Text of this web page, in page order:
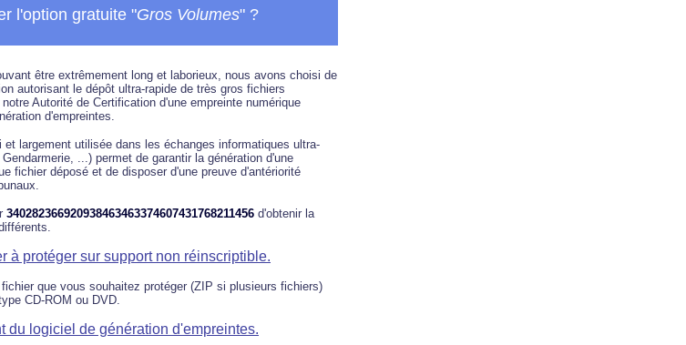
l'option gratuite "Gros Volumes" ?
être extrêmement long et laborieux, nous avons choisi de
autorisant le dépôt ultra-rapide de très gros fichiers
Autorité de Certification d'une empreinte numérique
d'empreintes.
largement utilisée dans les échanges informatiques ultra-
...) permet de garantir la génération d'une
fichier déposé et de disposer d'une preuve d'antériorité
340282366920938463463374607431768211456 d'obtenir la
à protéger sur support non réinscriptible.
que vous souhaitez protéger (ZIP si plusieurs fichiers)
CD-ROM ou DVD.
du logiciel de génération d'empreintes.